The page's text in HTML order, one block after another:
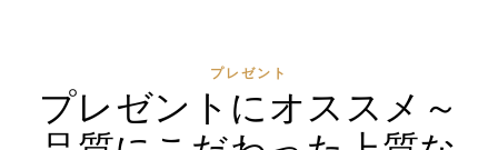
プレゼント
プレゼントにオススメ～